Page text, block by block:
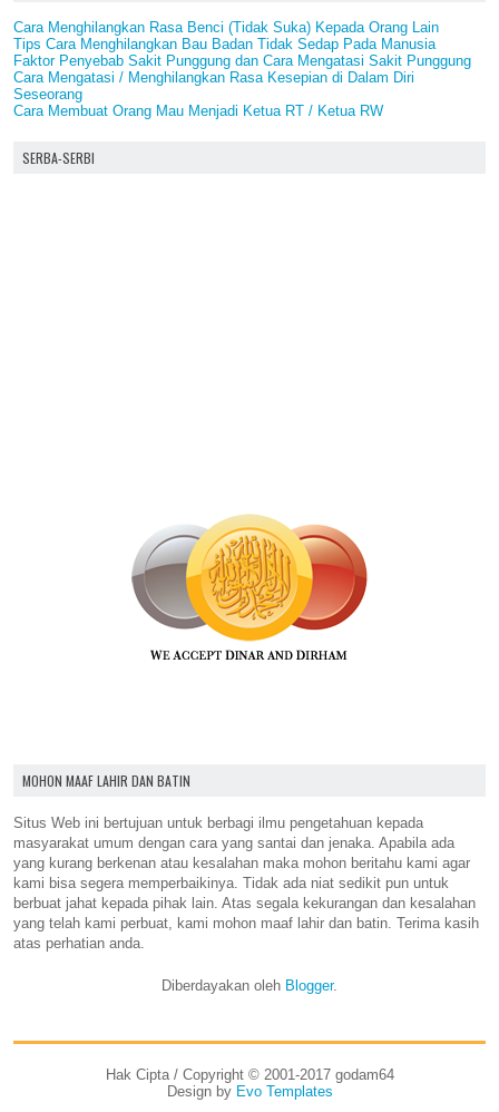
Cara Menghilangkan Rasa Benci (Tidak Suka) Kepada Orang Lain
Tips Cara Menghilangkan Bau Badan Tidak Sedap Pada Manusia
Faktor Penyebab Sakit Punggung dan Cara Mengatasi Sakit Punggung
Cara Mengatasi / Menghilangkan Rasa Kesepian di Dalam Diri
Seseorang
Cara Membuat Orang Mau Menjadi Ketua RT / Ketua RW
SERBA-SERBI
MOHON MAAF LAHIR DAN BATIN
Situs Web ini bertujuan untuk berbagi ilmu pengetahuan kepada
masyarakat umum dengan cara yang santai dan jenaka. Apabila ada
yang kurang berkenan atau kesalahan maka mohon beritahu kami agar
kami bisa segera memperbaikinya. Tidak ada niat sedikit pun untuk
berbuat jahat kepada pihak lain. Atas segala kekurangan dan kesalahan
yang telah kami perbuat, kami mohon maaf lahir dan batin. Terima kasih
atas perhatian anda.
Diberdayakan oleh Blogger.
Hak Cipta / Copyright © 2001-2017 godam64
Design by Evo Templates